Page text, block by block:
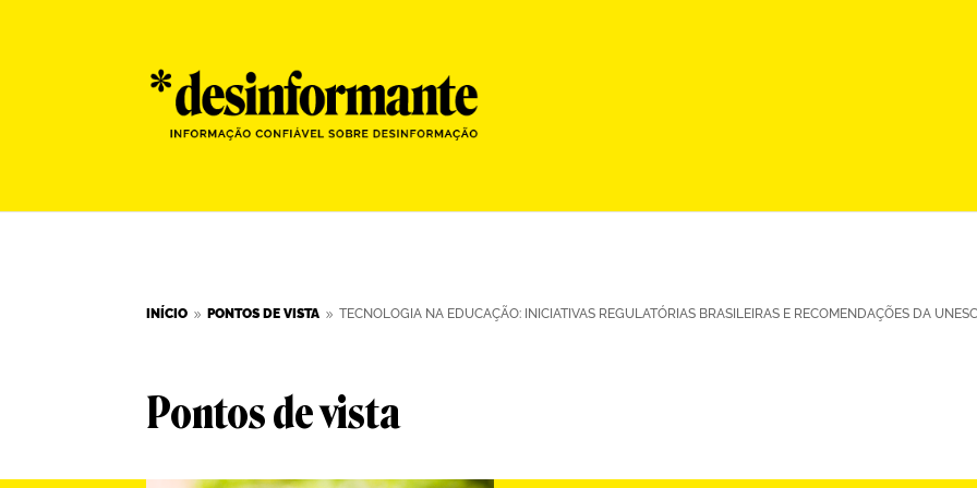
INÍCIO 9 PONTOS DE VISTA 9 TECNOLOGIA NA EDUCAÇÃO: INICIATIVAS REGULATÓRIAS BRASILEIRAS E RECOMENDAÇÕES DA
Pontos de vista